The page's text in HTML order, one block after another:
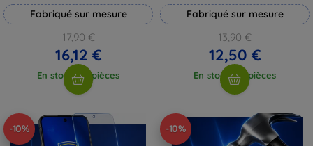
Fabriqué sur mesure
17,90 €
16,12 €
En stock > 5 pièces
Fabriqué sur mesure
13,90 €
12,50 €
En stock > 5 pièces
-10% -10%